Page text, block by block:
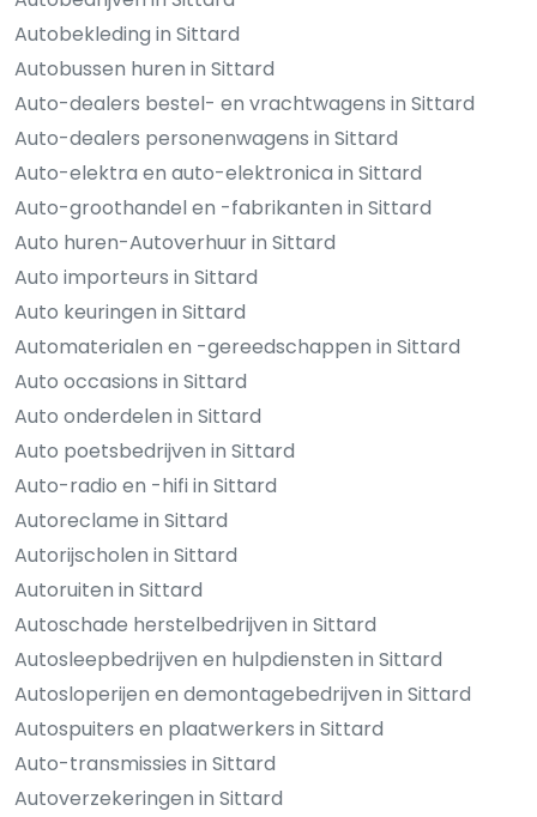
Autobekleding in Sittard
Autobussen huren in Sittard
Auto-dealers bestel- en vrachtwagens in Sittard
Auto-dealers personenwagens in Sittard
Auto-elektra en auto-elektronica in Sittard
Auto-groothandel en -fabrikanten in Sittard
Auto huren-Autoverhuur in Sittard
Auto importeurs in Sittard
Auto keuringen in Sittard
Automaterialen en -gereedschappen in Sittard
Auto occasions in Sittard
Auto onderdelen in Sittard
Auto poetsbedrijven in Sittard
Auto-radio en -hifi in Sittard
Autoreclame in Sittard
Autorijscholen in Sittard
Autoruiten in Sittard
Autoschade herstelbedrijven in Sittard
Autosleepbedrijven en hulpdiensten in Sittard
Autosloperijen en demontagebedrijven in Sittard
Autospuiters en plaatwerkers in Sittard
Auto-transmissies in Sittard
Autoverzekeringen in Sittard